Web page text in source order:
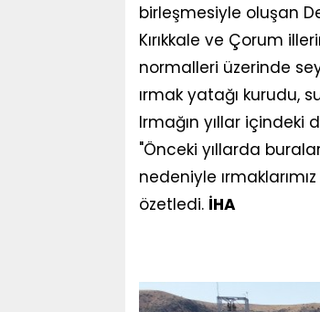
birleşmesiyle oluşan
Kırıkkale ve Çorum
normalleri üzerinde
ırmak yatağı kurudu,
Irmağın yıllar
"Önceki yıllarda
nedeniyle
özetledi. İHA